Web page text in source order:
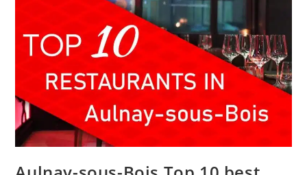
SUR
SEINE
REPORTAGE
EUROMAXX,
DW-
Cie
Né
Ilotopie